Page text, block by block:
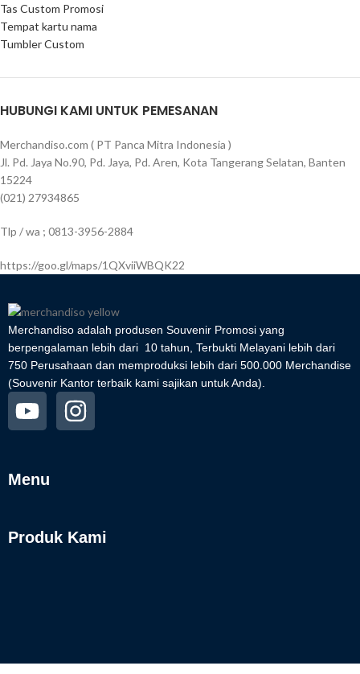
Tas Custom Promosi
Tempat kartu nama
Tumbler Custom
HUBUNGI KAMI UNTUK PEMESANAN
Merchandiso.com ( PT Panca Mitra Indonesia )
Jl. Pd. Jaya No.90, Pd. Jaya, Pd. Aren, Kota Tangerang Selatan, Banten
15224
(021) 27934865
Tlp / wa ; 0813-3956-2884
https://goo.gl/maps/1QXviiWBQK22
Merchandiso adalah produsen Souvenir Promosi yang
berpengalaman lebih dari 10 tahun, Terbukti Melayani lebih dari
750 Perusahaan dan memproduksi lebih dari 500.000 Merchandise
(Souvenir Kantor terbaik kami sajikan untuk Anda).
Menu
Produk Kami